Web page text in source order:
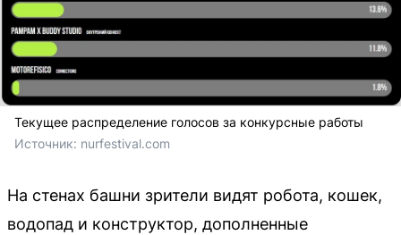
Текущее распределение голосов за конкурсные работы
Источник: nurfestival.com
На стенах башни зрители видят робота, кошек,
водопад и конструктор, дополненные